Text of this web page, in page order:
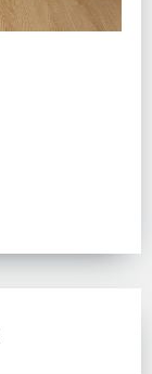
160х220 см